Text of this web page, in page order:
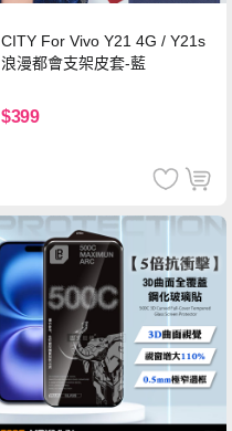
CITY For Vivo Y21 4G / Y21s
浪漫都會支架皮套-藍
$399